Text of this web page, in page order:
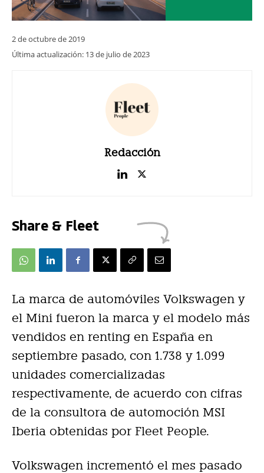
2 de octubre de 2019
Última actualización: 13 de julio de 2023
Redacción
Share & Fleet
La marca de automóviles Volkswagen y
el Mini fueron la marca y el modelo más
vendidos en renting en España en
septiembre pasado, con 1.738 y 1.099
unidades comercializadas
respectivamente, de acuerdo con cifras
de la consultora de automoción MSI
Iberia obtenidas por Fleet People.
Volkswagen incrementó el mes pasado